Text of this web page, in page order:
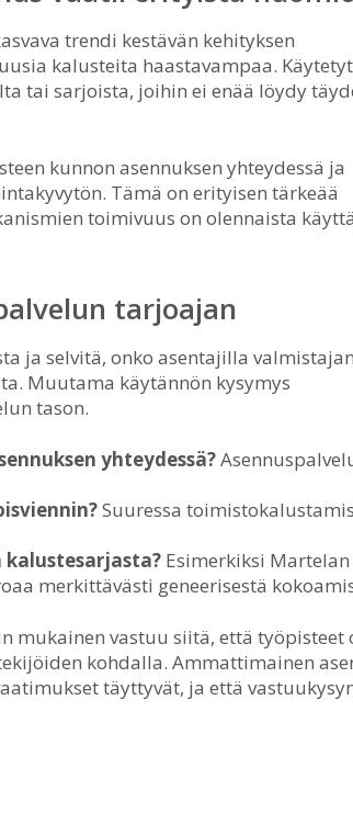
trendi kestävän kehityksen
kalusteita haastavampaa. Käytetyt
tai sarjoista, joihin ei enää löydy
kunnon asennuksen yhteydessä ja
Tämä on erityisen tärkeää
toimivuus on olennaista
tarjoajan
ja selvitä, onko asentajilla valmistajan
Muutama käytännön kysymys
tason.
yhteydessä?
Suuressa
Esimerkiksi
merkittävästi geneerisestä
mukainen vastuu siitä, että työpisteet
kohdalla. Ammattimainen
täyttyvät, ja että